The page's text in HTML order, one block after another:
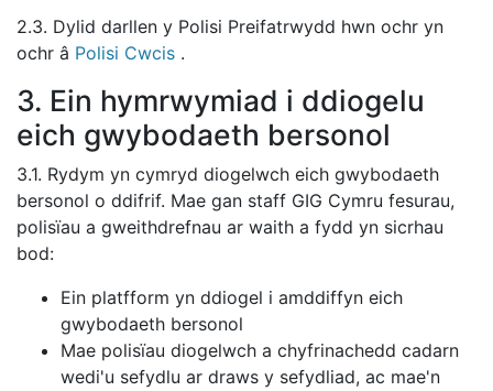
2.3. Dylid darllen y Polisi Preifatrwydd hwn ochr yn
ochr â Polisi Cwcis .
3. Ein hymrwymiad i ddiogelu
eich gwybodaeth bersonol
3.1. Rydym yn cymryd diogelwch eich gwybodaeth
bersonol o ddifrif. Mae gan staff GIG Cymru fesurau,
polisïau a gweithdrefnau ar waith a fydd yn sicrhau
bod:
Ein platfform yn ddiogel i amddiffyn eich
gwybodaeth bersonol
Mae polisïau diogelwch a chyfrinachedd cadarn
wedi'u sefydlu ar draws y sefydliad, ac mae'n